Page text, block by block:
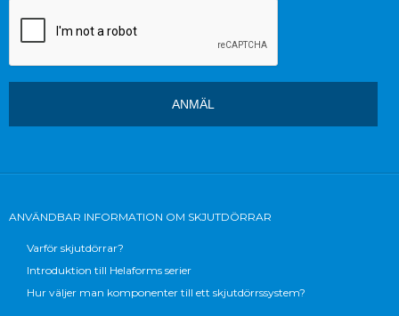
ANVÄNDBAR INFORMATION OM SKJUTDÖRRAR
Varför skjutdörrar?
Introduktion till Helaforms serier
Hur väljer man komponenter till ett skjutdörrssystem?